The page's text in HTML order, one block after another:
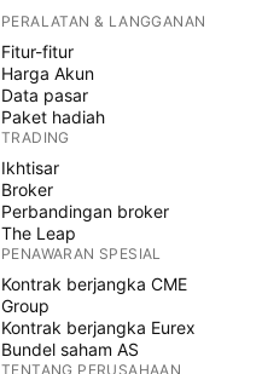
PERALATAN & LANGGANAN
Fitur-fitur
Harga Akun
Data pasar
Paket hadiah
TRADING
Ikhtisar
Broker
Perbandingan broker
The Leap
PENAWARAN SPESIAL
Kontrak berjangka CME
Group
Kontrak berjangka Eurex
Bundel saham AS
TENTANG PERUSAHAAN